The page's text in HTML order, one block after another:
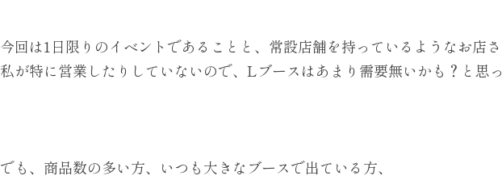
今回は1日限りのイベントであることと、常設店舗を持っているようなお店
私が特に営業したりしていないので、Lブースはあまり需要無いかも？と思
でも、商品数の多い方、いつも大きなブースで出ている方、